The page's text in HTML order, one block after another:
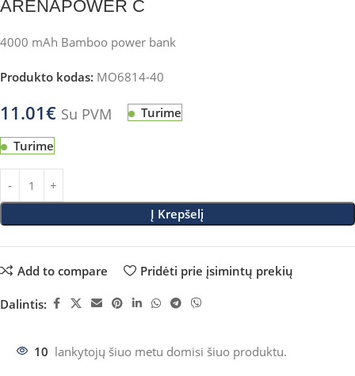
ARENAPOWER C
4000 mAh Bamboo power bank
Produkto kodas: MO6814-40
11.01€ Su PVM Turime
Turime
Į Krepšelį
Add to compare Pridėti prie įsimintų prekių
Dalintis:
10 lankytojų šiuo metu domisi šiuo produktu.